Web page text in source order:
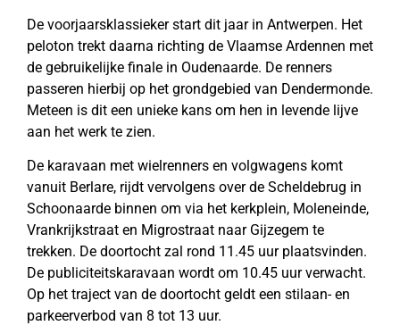
De voorjaarsklassieker start dit jaar in Antwerpen. Het
peloton trekt daarna richting de Vlaamse Ardennen met
de gebruikelijke finale in Oudenaarde. De renners
passeren hierbij op het grondgebied van Dendermonde.
Meteen is dit een unieke kans om hen in levende lijve
aan het werk te zien.
De karavaan met wielrenners en volgwagens komt
vanuit Berlare, rijdt vervolgens over de Scheldebrug in
Schoonaarde binnen om via het kerkplein, Moleneinde,
Vrankrijkstraat en Migrostraat naar Gijzegem te
trekken. De doortocht zal rond 11.45 uur plaatsvinden.
De publiciteitskaravaan wordt om 10.45 uur verwacht.
Op het traject van de doortocht geldt een stilaan- en
parkeerverbod van 8 tot 13 uur.